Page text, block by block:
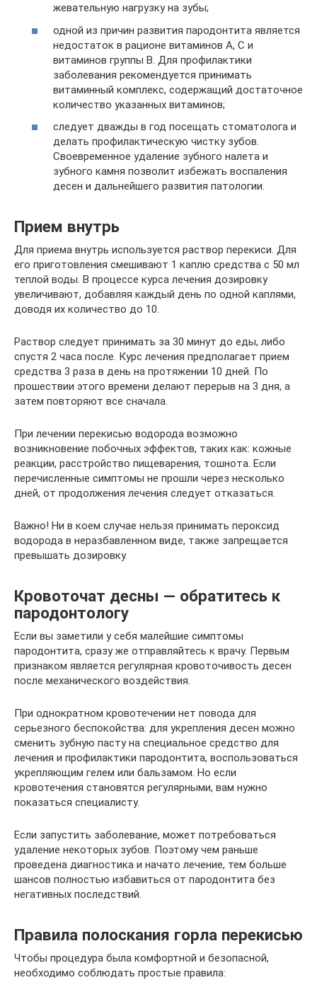
жевательную нагрузку на зубы;
одной из причин развития пародонтита является
недостаток в рационе витаминов А, С и
витаминов группы В. Для профилактики
заболевания рекомендуется принимать
витаминный комплекс, содержащий достаточное
количество указанных витаминов;
следует дважды в год посещать стоматолога и
делать профилактическую чистку зубов.
Своевременное удаление зубного налета и
зубного камня позволит избежать воспаления
десен и дальнейшего развития патологии.
Прием внутрь
Для приема внутрь используется раствор перекиси. Для
его приготовления смешивают 1 каплю средства с 50 мл
теплой воды. В процессе курса лечения дозировку
увеличивают, добавляя каждый день по одной каплями,
доводя их количество до 10.
Раствор следует принимать за 30 минут до еды, либо
спустя 2 часа после. Курс лечения предполагает прием
средства 3 раза в день на протяжении 10 дней. По
прошествии этого времени делают перерыв на 3 дня, а
затем повторяют все сначала.
При лечении перекисью водорода возможно
возникновение побочных эффектов, таких как: кожные
реакции, расстройство пищеварения, тошнота. Если
перечисленные симптомы не прошли через несколько
дней, от продолжения лечения следует отказаться.
Важно! Ни в коем случае нельзя принимать пероксид
водорода в неразбавленном виде, также запрещается
превышать дозировку.
Кровоточат десны — обратитесь к
пародонтологу
Если вы заметили у себя малейшие симптомы
пародонтита, сразу же отправляйтесь к врачу. Первым
признаком является регулярная кровоточивость десен
после механического воздействия.
При однократном кровотечении нет повода для
серьезного беспокойства: для укрепления десен можно
сменить зубную пасту на специальное средство для
лечения и профилактики пародонтита, воспользоваться
укрепляющим гелем или бальзамом. Но если
кровотечения становятся регулярными, вам нужно
показаться специалисту.
Если запустить заболевание, может потребоваться
удаление некоторых зубов. Поэтому чем раньше
проведена диагностика и начато лечение, тем больше
шансов полностью избавиться от пародонтита без
негативных последствий.
Правила полоскания горла перекисью
Чтобы процедура была комфортной и безопасной,
необходимо соблюдать простые правила: